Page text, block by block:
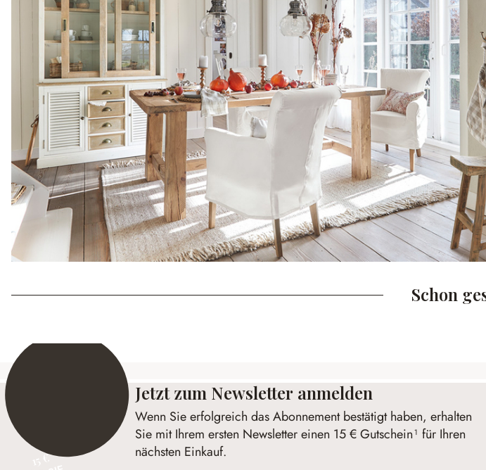
Schon
15 €
Jetzt zum Newsletter anmelden
Wenn Sie erfolgreich das Abonnement bestätigt haben, erhalten
Sie mit Ihrem ersten Newsletter einen 15 € Gutschein¹ für Ihren
nächsten Einkauf.